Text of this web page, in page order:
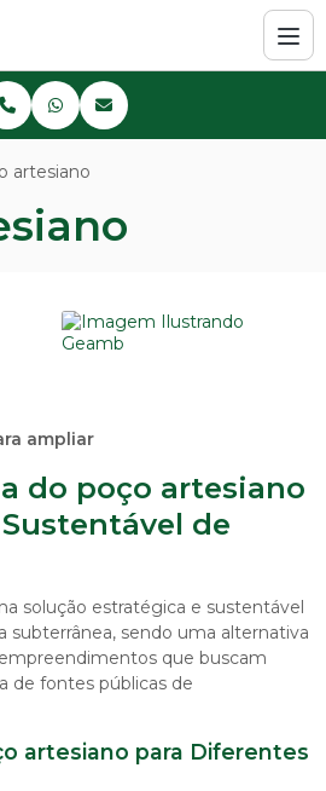
artesiano
ampliar
do poço artesiano
de
solução estratégica e sustentável
subterrânea, sendo uma alternativa
que buscam
de fontes públicas de
artesiano para Diferentes